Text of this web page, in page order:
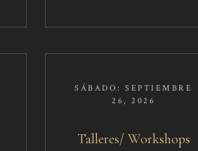
SÁBADO: SEPTIEMBRE
26, 2026
Talleres/ Workshops